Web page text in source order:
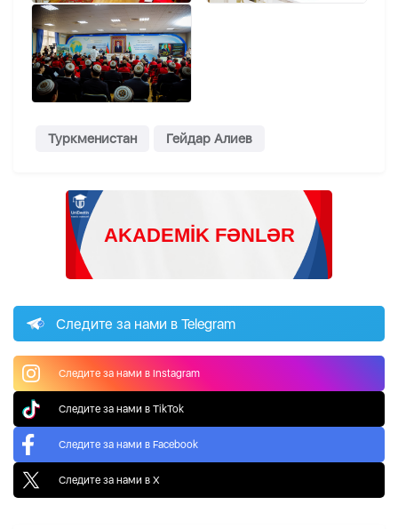
Туркменистан Гейдар Алиев
Следите за нами в Telegram
Следите за нами в Instagram
Следите за нами в TikTok
Следите за нами в Facebook
Следите за нами в X